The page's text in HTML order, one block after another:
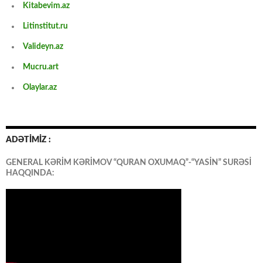
Kitabevim.az
Litinstitut.ru
Valideyn.az
Mucru.art
Olaylar.az
ADƏTİMİZ :
GENERAL KƏRİM KƏRİMOV “QURAN OXUMAQ”-“YASİN” SURƏSİ
HAQQINDA: